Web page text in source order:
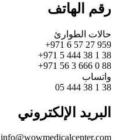
رقم الهاتف
حالات الطوارئ
959 27 57 6 971+
38 1 38 444 5 971+
88 0 666 3 56 971+
واتساب
38 1 38 444 05
البريد الإلكتروني
info@wowmedicalcenter.com